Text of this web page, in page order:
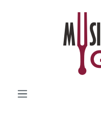
Zum Hauptinhalt springen